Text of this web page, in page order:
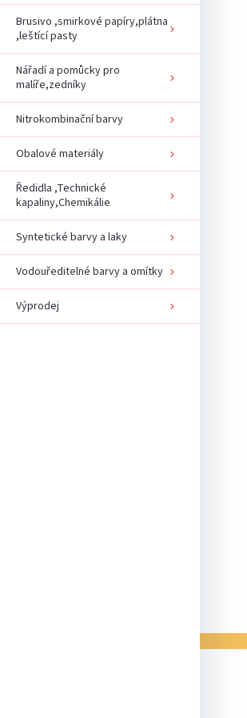
Brusivo ,smirkové papíry,plátna
,leštící pasty
Nářadí a pomůcky pro
malíře,zedníky
Nitrokombinační barvy
Obalové materiály
Ředidla ,Technické
kapaliny,Chemikálie
Syntetické barvy a laky
Vodouředitelné barvy a omítky
Výprodej